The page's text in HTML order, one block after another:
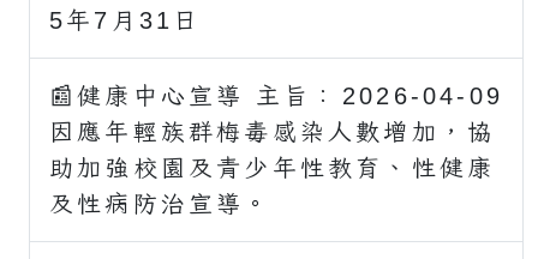
5年7月31日
2026-04-09
📰健康中心宣導 主旨：
因應年輕族群梅毒感染人數增加，協
助加強校園及青少年性教育、性健康
及性病防治宣導。